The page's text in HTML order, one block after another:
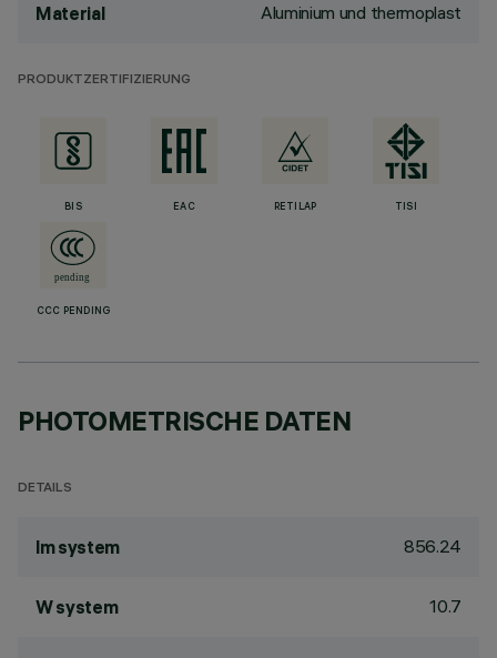
Material Aluminium und thermoplast
PRODUKTZERTIFIZIERUNG
BIS EAC RETILAP TISI
CCC PENDING
PHOTOMETRISCHE DATEN
DETAILS
lm system 856.24
W system 10.7